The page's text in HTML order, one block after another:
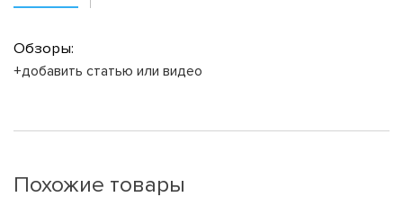
Обзоры:
+добавить статью или видео
Похожие товары